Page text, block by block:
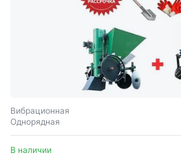
Вибрационная
Однорядная
В наличии